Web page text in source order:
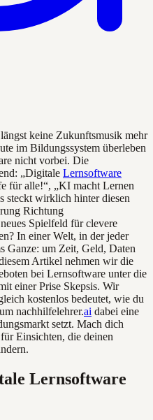
keine Zukunftsmusik mehr
im Bildungssystem überleben
nicht vorbei. Die
„Digitale Lernsoftware
für alle!“, „KI macht Lernen
wirklich hinter diesen
Richtung
Spielfeld für clevere
In einer Welt, in der jeder
Ganze: um Zeit, Geld, Daten
Artikel nehmen wir die
bei Lernsoftware unter die
einer Prise Skepsis. Wir
kostenlos bedeutet, wie du
nachhilfelehrer.ai dabei eine
setzt. Mach dich
Einsichten, die deinen
Lernsoftware